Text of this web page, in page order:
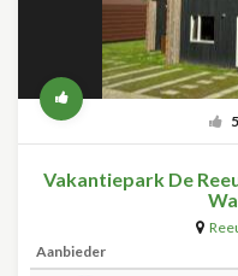
Vakantiepark De
Aanbieder